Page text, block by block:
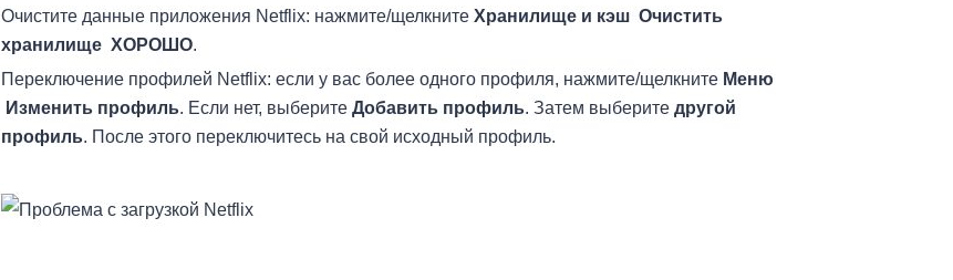
Очистите данные приложения Netflix: нажмите/щелкните Хранилище и кэш Очистить
хранилище ХОРОШО.
Переключение профилей Netflix: если у вас более одного профиля, нажмите/щелкните Меню
Изменить профиль. Если нет, выберите Добавить профиль. Затем выберите другой
профиль. После этого переключитесь на свой исходный профиль.